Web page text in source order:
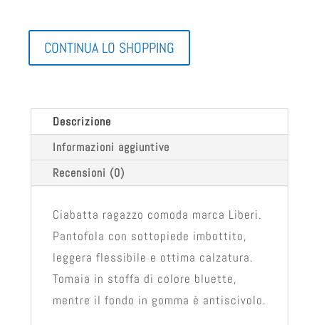
CONTINUA LO SHOPPING
Descrizione
Informazioni aggiuntive
Recensioni (0)
Ciabatta ragazzo comoda marca Liberi.
Pantofola con sottopiede imbottito,
leggera flessibile e ottima calzatura.
Tomaia in stoffa di colore bluette,
mentre il fondo in gomma è antiscivolo.